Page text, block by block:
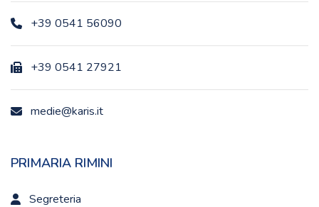
+39 0541 56090
+39 0541 27921
medie@karis.it
PRIMARIA RIMINI
Segreteria